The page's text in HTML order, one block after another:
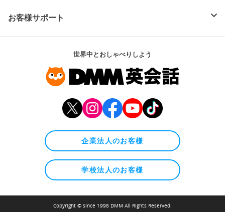
お客様サポート
世界中とおしゃべりしよう
企業法人のお客様
学校法人のお客様
Copyright © since 1998 DMM All Rights Reserved.